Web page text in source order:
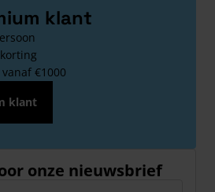
klant
€1000
klant
onze nieuwsbrief